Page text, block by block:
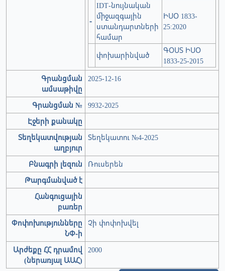
-
IDT-նույնական
միջազգային
ստանդարտների
համար
ԻՍՕ 1833-
25:2020
փոխարինված
ԳՕՍՏ ԻՍՕ
1833-25-2015
Գրանցման
ամսաթիվը
2025-12-16
Գրանցման №
9932-2025
Էջերի քանակը
Տեղեկատվության
աղբյուր
Տեղեկատու №4-2025
Բնագրի լեզուն
Ռուսերեն
Թարգմանված է
Հանգուցային
բառեր
Փոփոխությունները
ՆՓ-ի
Չի փոփոխվել
Արժեքը ՀՀ դրամով
(ներառյալ ԱԱՀ)
2000